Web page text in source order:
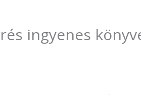
ingyenes